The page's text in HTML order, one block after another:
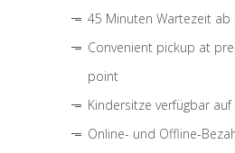
45 Minuten Wartezeit ab
Convenient pickup at
point
Kindersitze verfügbar auf
Online- und Offline-